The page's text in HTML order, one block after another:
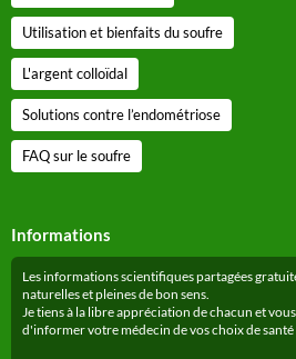
Utilisation et bienfaits du soufre
L'argent colloïdal
Solutions contre l’endométriose
FAQ sur le soufre
Informations
Les informations scientifiques partagées
naturelles et pleines de bon sens.
Je tiens à la libre appréciation de chacun et
d'informer votre médecin de vos choix de santé